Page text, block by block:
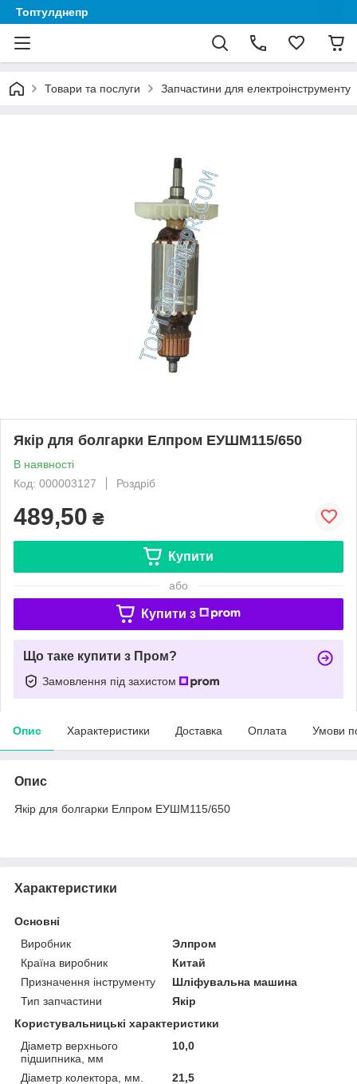
Топтулднепр
Товари та послуги Запчастини для електроінструменту
Якір для болгарки Елпром ЕУШМ115/650
В наявності
Код: 000003127
Роздріб
489,50 ₴
Купити
або
Купити з
Що таке купити з Пром?
Замовлення під захистом
Опис Характеристики Доставка Оплата Умови
Опис
Якір для болгарки Елпром ЕУШМ115/650
Характеристики
Основні
Виробник
Элпром
Країна виробник
Китай
Призначення інструменту
Шліфувальна машина
Тип запчастини
Якір
Користувальницькі характеристики
Діаметр верхнього
підшипника, мм
10,0
Діаметр колектора, мм.
21,5